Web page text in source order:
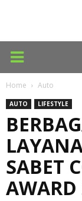
Home Auto
AUTO LIFESTYLE
SABET
AWARD